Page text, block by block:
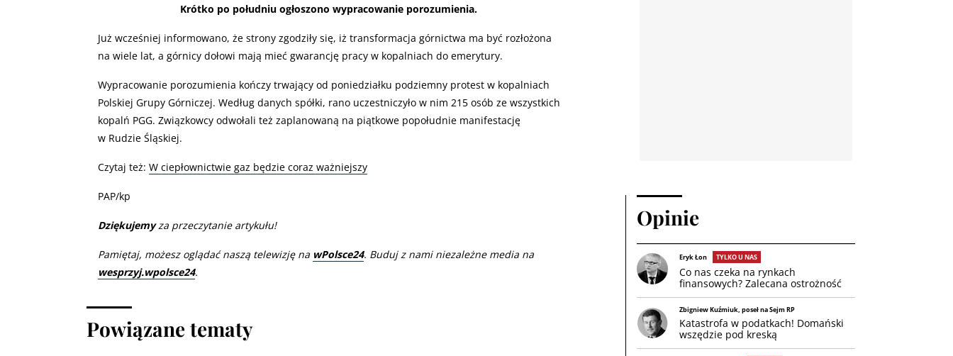
Krótko po południu ogłoszono wypracowanie porozumienia.
Już wcześniej informowano, że strony zgodziły się, iż transformacja górnictwa ma być rozłożona
na wiele lat, a górnicy dołowi mają mieć gwarancję pracy w kopalniach do emerytury.
Wypracowanie porozumienia kończy trwający od poniedziałku podziemny protest w kopalniach
Polskiej Grupy Górniczej. Według danych spółki, rano uczestniczyło w nim 215 osób ze wszystkich
kopalń PGG. Związkowcy odwołali też zaplanowaną na piątkowe popołudnie manifestację
w Rudzie Śląskiej.
Czytaj też: W ciepłownictwie gaz będzie coraz ważniejszy
PAP/kp
Dziękujemyza przeczytanie artykułu!
Pamiętaj, możesz oglądać naszą telewizję na wPolsce24. Buduj z nami niezależne media na
wesprzyj.wpolsce24.
Powiązane tematy
Opinie
Eryk Łon TYLKO U NAS
Co nas czeka na rynkach
finansowych? Zalecana ostrożność
Zbigniew Kuźmiuk, poseł na Sejm RP
Katastrofa w podatkach! Domański
wszędzie pod kreską